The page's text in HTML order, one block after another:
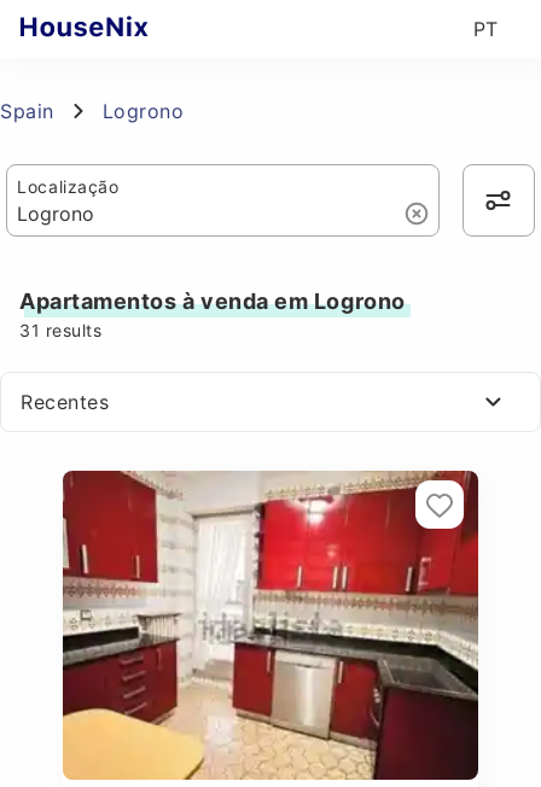
PT
Spain Logrono
Localização
Apartamentos à venda em Logrono
31 results
Recentes